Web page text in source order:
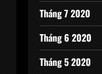
Tháng 7 2020
Tháng 6 2020
Tháng 5 2020